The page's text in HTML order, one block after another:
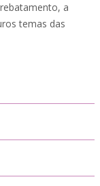
a
temas das